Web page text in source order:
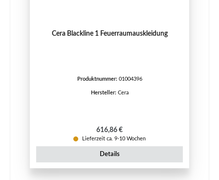
Cera Blackline 1 Feuerraumauskleidung
Produktnummer: 01004396
Hersteller: Cera
Regulärer Preis:
616,86 €
Lieferzeit ca. 9-10 Wochen
Details